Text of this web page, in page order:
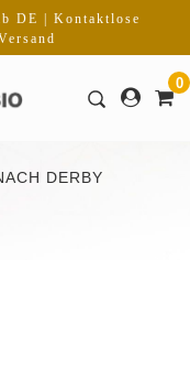
DE | Kontaktlose
0
DERBY